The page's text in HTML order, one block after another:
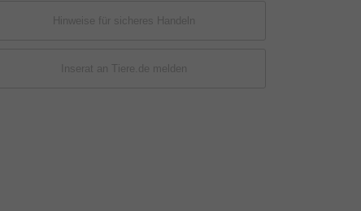
Hinweise für sicheres Handeln
Inserat an Tiere.de melden